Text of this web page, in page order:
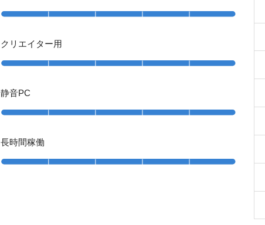
クリエイター用
静音PC
長時間稼働